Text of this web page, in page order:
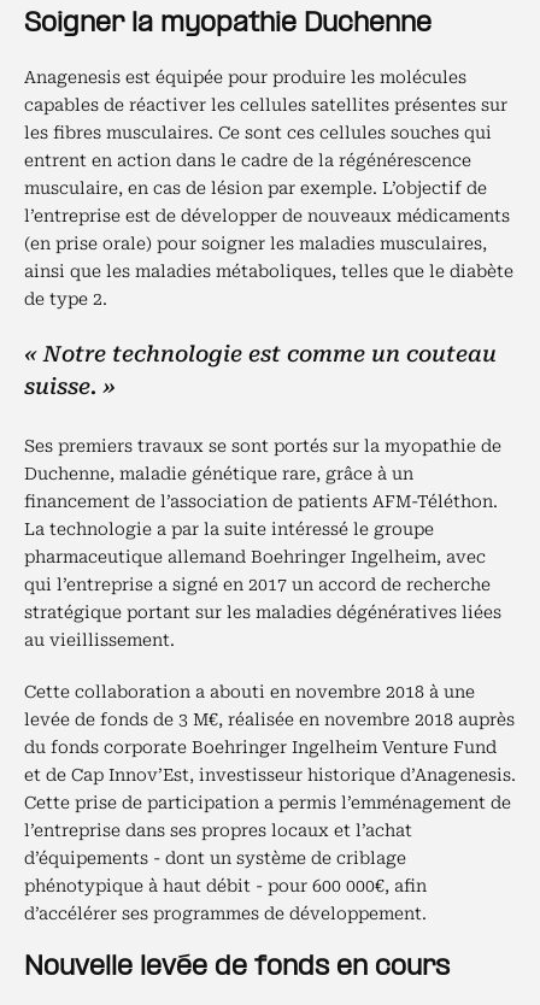
Soigner la myopathie Duchenne
Anagenesis est équipée pour produire les molécules
capables de réactiver les cellules satellites présentes sur
les fibres musculaires. Ce sont ces cellules souches qui
entrent en action dans le cadre de la régénérescence
musculaire, en cas de lésion par exemple. L’objectif de
l’entreprise est de développer de nouveaux médicaments
(en prise orale) pour soigner les maladies musculaires,
ainsi que les maladies métaboliques, telles que le diabète
de type 2.
« Notre technologie est comme un couteau
suisse. »
Ses premiers travaux se sont portés sur la myopathie de
Duchenne, maladie génétique rare, grâce à un
financement de l’association de patients AFM-Téléthon.
La technologie a par la suite intéressé le groupe
pharmaceutique allemand Boehringer Ingelheim, avec
qui l’entreprise a signé en 2017 un accord de recherche
stratégique portant sur les maladies dégénératives liées
au vieillissement.
Cette collaboration a abouti en novembre 2018 à une
levée de fonds de 3 M€, réalisée en novembre 2018 auprès
du fonds corporate Boehringer Ingelheim Venture Fund
et de Cap Innov’Est, investisseur historique d’Anagenesis.
Cette prise de participation a permis l’emménagement de
l’entreprise dans ses propres locaux et l’achat
d’équipements - dont un système de criblage
phénotypique à haut débit - pour 600 000€, afin
d’accélérer ses programmes de développement.
Nouvelle levée de fonds en cours